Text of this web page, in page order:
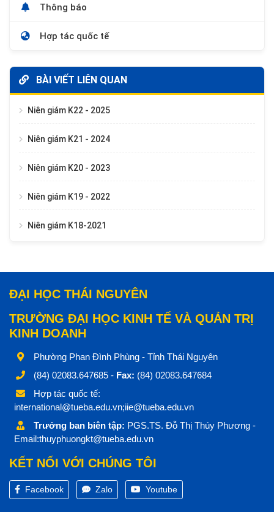
Thông báo
Hợp tác quốc tế
BÀI VIẾT LIÊN QUAN
Niên giám K22 - 2025
Niên giám K21 - 2024
Niên giám K20 - 2023
Niên giám K19 - 2022
Niên giám K18-2021
ĐẠI HỌC THÁI NGUYÊN
TRƯỜNG ĐẠI HỌC KINH TẾ VÀ QUẢN TRỊ
KINH DOANH
Phường Phan Đình Phùng - Tỉnh Thái Nguyên
(84) 02083.647685 - Fax: (84) 02083.647684
Hợp tác quốc tế:
international@tueba.edu.vn;iie@tueba.edu.vn
Trưởng ban biên tập: PGS.TS. Đỗ Thị Thúy Phương -
Email:thuyphuongkt@tueba.edu.vn
KẾT NỐI VỚI CHÚNG TÔI
Facebook Zalo Youtube